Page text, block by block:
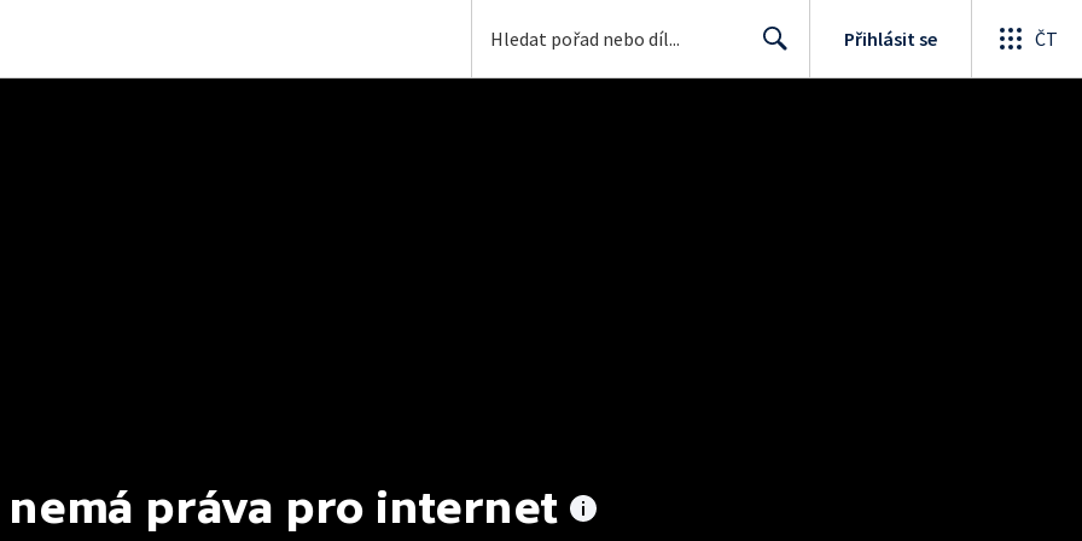
Přihlásit se ČT
nemá práva pro internet